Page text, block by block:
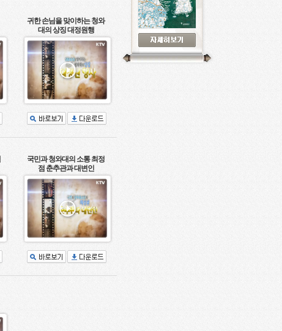
귀한 손님을 맞이하는 청와
대의 상징 대정원행
국민과 청와대의 소통 최정
점 춘추관과 대변인